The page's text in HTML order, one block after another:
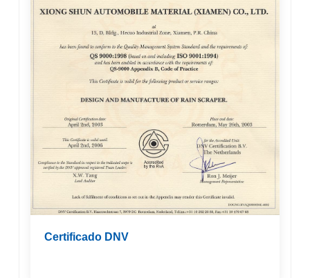
Certificado DNV